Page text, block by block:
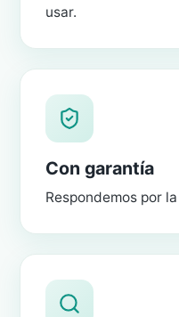
usar.
Con garantía
Respondemos por